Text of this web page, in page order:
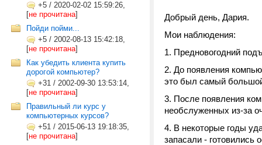
+5 / 2020-02-02 15:59:26,
[не прочитана]
Пойди пойми...
+5 / 2002-08-13 15:42:18,
[не прочитана]
Как убедить клиента купить
дорогой компьютер?
+31 / 2002-09-30 13:53:14,
[не прочитана]
Правильный ли курс у
компьютерных курсов?
+51 / 2015-06-13 19:18:35,
[не прочитана]
Добрый день, Дария.
Мои наблюдения:
1. Предновогодний
2. До появления
это был самый
3. После появления
необслуженных из-за
4. В некоторые годы
запасали - готовились